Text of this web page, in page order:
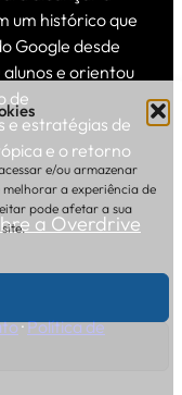
e/ou armazenar
a experiência de
pode afetar a sua
um histórico que
Google desde
e orientou
de
e estratégias de
e o retorno
a Overdrive
·Política de